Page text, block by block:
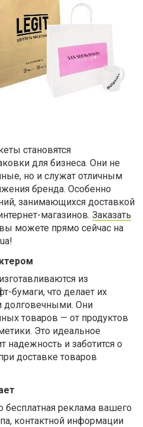
становятся
для бизнеса. Они не
но и служат отличным
бренда. Особенно
занимающихся доставкой
магазинов. Заказать
вы можете прямо сейчас на
из
бумаги, что делает их
долговечными. Они
товаров — от продуктов
Это идеальное
надежность и заботится о
доставке товаров
реклама вашего
контактной информации